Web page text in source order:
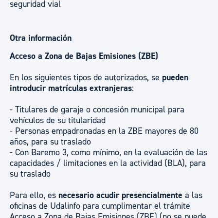
seguridad vial
Otra información
Acceso a Zona de Bajas Emisiones (ZBE)
En los siguientes tipos de autorizados, se pueden
introducir matrículas extranjeras:
- Titulares de garaje o concesión municipal para
vehículos de su titularidad
- Personas empadronadas en la ZBE mayores de 80
años, para su traslado
- Con Baremo 3, como mínimo, en la evaluación de las
capacidades / limitaciones en la actividad (BLA), para
su traslado
Para ello, es necesario acudir presencialmente a las
oficinas de Udalinfo para cumplimentar el trámite